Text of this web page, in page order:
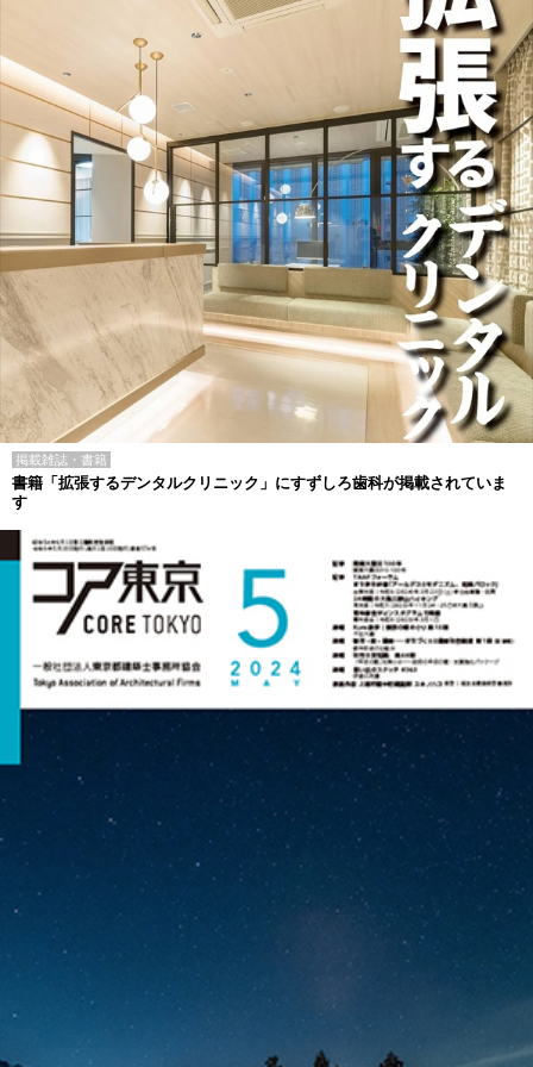
掲載雑誌・書籍
書籍「拡張するデンタルクリニック」にすずしろ歯科が掲載されていま
す